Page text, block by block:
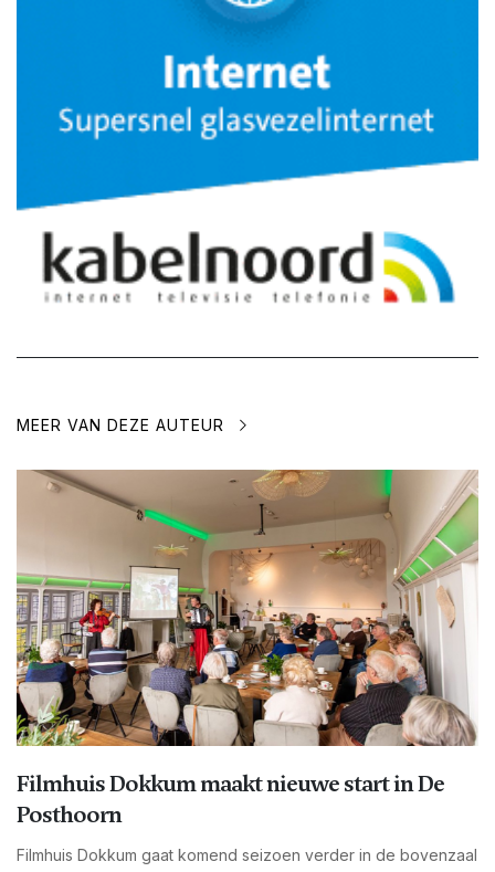
MEER VAN DEZE AUTEUR
Filmhuis Dokkum maakt nieuwe start in De
Posthoorn
Filmhuis Dokkum gaat komend seizoen verder in de bovenzaal